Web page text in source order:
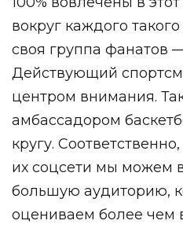
вокруг каждого
своя группа фанатов
Действующий
центром внимания. Так
амбассадором
кругу.
их соцсети мы можем
большую аудиторию,
оцениваем более чем